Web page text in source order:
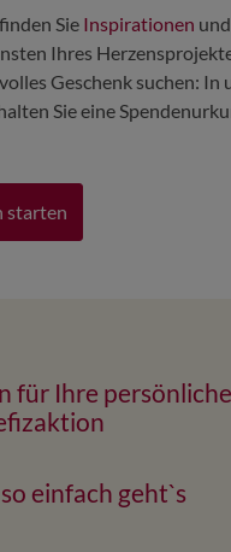
Sie Inspirationen
Ihres
Geschenk suchen: In
Sie eine
starten
für Ihre persönliche
einfach geht`s